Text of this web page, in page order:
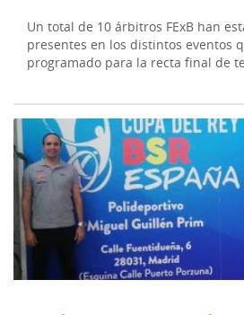
Un total de 10 árbitros FExB han
presentes en los distintos eventos
programado para la recta final de